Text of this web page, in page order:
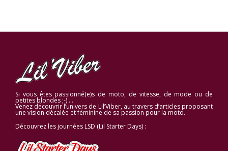
Si vous êtes passionné(e)s de moto, de vitesse, de mode ou de
petites blondes ;-) …
Venez découvrir l’univers de Lil’Viber, au travers d’articles proposant
une vision décalée et féminine de sa passion pour la moto.
Découvrez les journées LSD (Lil Starter Days) :